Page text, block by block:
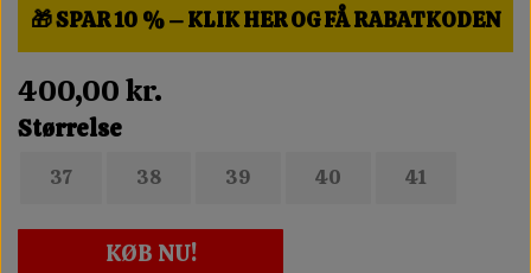
🎁 SPAR 10 % – KLIK HER OG FÅ RABATKODEN
400,00 kr.
Størrelse
37 38 39 40 41
KØB NU!